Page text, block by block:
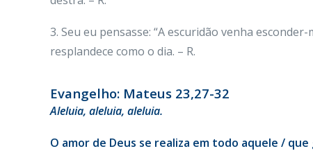
3. Seu eu pensasse: “A escuridão venha
resplandece como o dia. – R.
Evangelho: Mateus 23,27-32
Aleluia, aleluia, aleluia.
O amor de Deus se realiza em todo aquele / que